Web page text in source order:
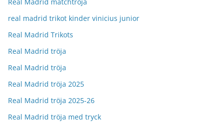
real madrid trikot kinder vinicius junior
Real Madrid Trikots
Real Madrid tröja
Real Madrid tröja
Real Madrid tröja 2025
Real Madrid tröja 2025-26
Real Madrid tröja med tryck